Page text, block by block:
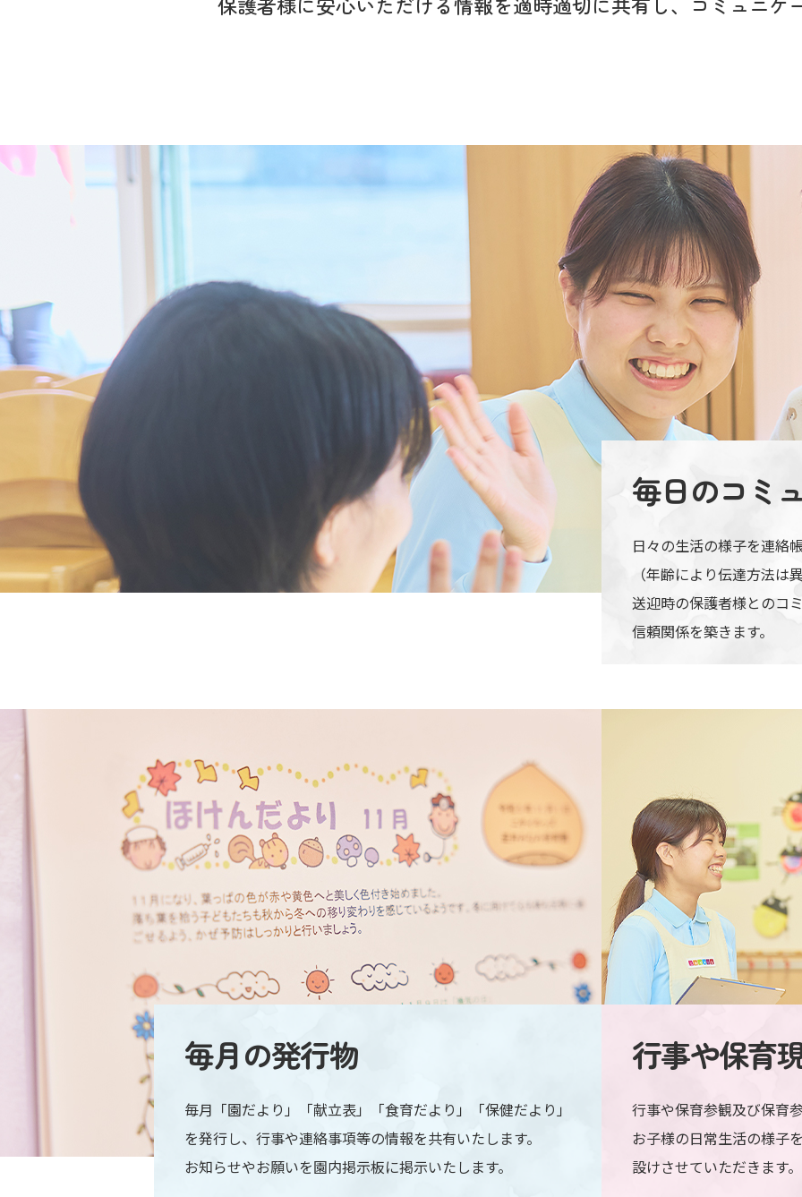
毎日のコミ
日々の生活の様子を連絡
（年齢により伝達方法は
送迎時の保護者様とのコ
信頼関係を築きます。
毎月の発行物
毎月「園だより」「献立表」「食育だより」「保健だより」
を発行し、行事や連絡事項等の情報を共有いたします。
お知らせやお願いを園内掲示板に掲示いたします。
行事や保育
行事や保育参観及び保育
お子様の日常生活の様子
設けさせていただきます。